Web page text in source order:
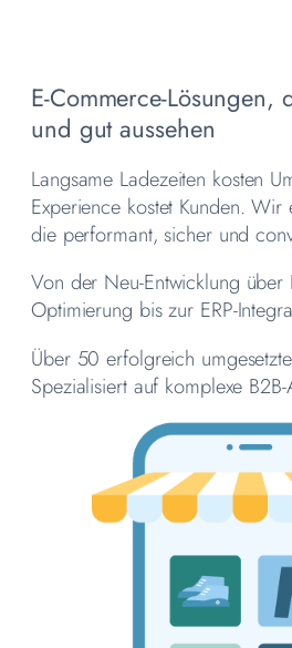
E-Commerce-Lösungen,
und gut aussehen
Langsame Ladezeiten kosten
Experience kostet Kunden. Wir
die performant, sicher und
Von der Neu-Entwicklung über
Optimierung bis zur ERP-
Über 50 erfolgreich
Spezialisiert auf komplexe